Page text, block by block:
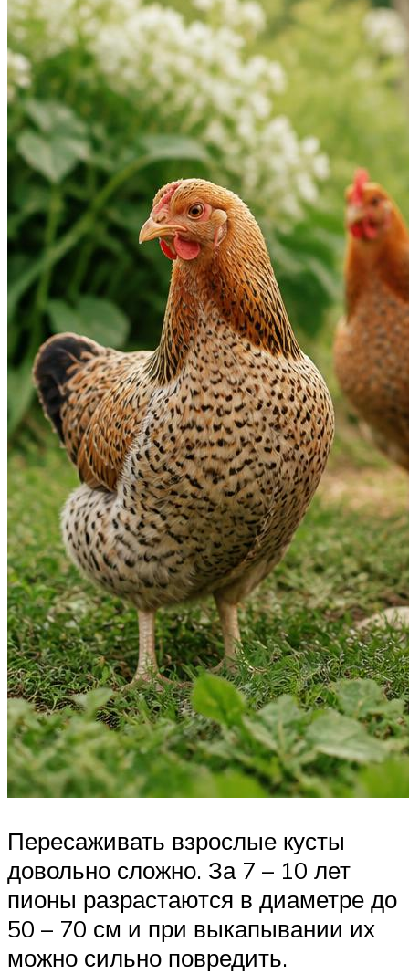
Пересаживать взрослые кусты
довольно сложно. За 7 – 10 лет
пионы разрастаются в диаметре до
50 – 70 см и при выкапывании их
можно сильно повредить.